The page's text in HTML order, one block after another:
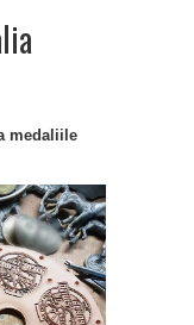
medaliile